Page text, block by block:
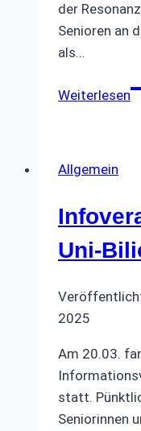
der
Senioren an
als…
Weiterlesen
Allgemein
Uni-
2025
Am 20.03.
statt.
Seniorinnen